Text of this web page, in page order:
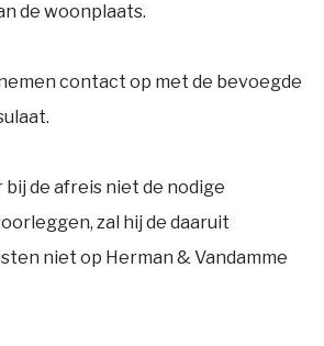
de woonplaats.
contact op met de bevoegde
de afreis niet de nodige
zal hij de daaruit
niet op Herman & Vandamme